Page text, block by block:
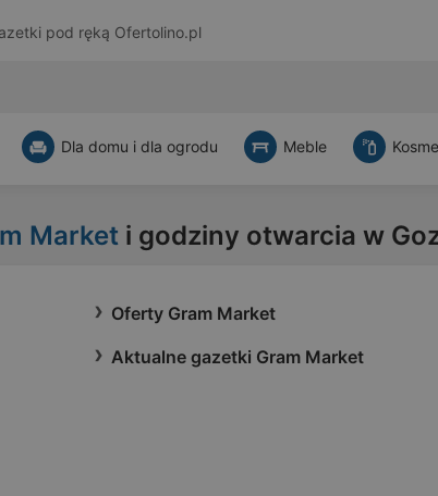
pod ręką Ofertolino.pl
Dla domu i dla ogrodu Meble
Market i godziny otwarcia w
Oferty Gram Market
Aktualne gazetki Gram Market